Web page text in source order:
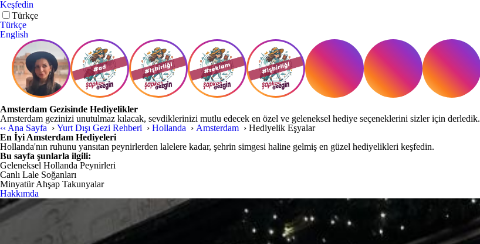
Keşfedin
Türkçe
Türkçe
English
Amsterdam Gezisinde Hediyelikler
Amsterdam gezinizi unutulmaz kılacak, sevdiklerinizi mutlu edecek en özel ve geleneksel hediye seçeneklerini sizler için derledik.
‹‹ Ana Sayfa › Yurt Dışı Gezi Rehberi › Hollanda › Amsterdam › Hediyelik Eşyalar
En İyi Amsterdam Hediyeleri
Hollanda'nın ruhunu yansıtan peynirlerden lalelere kadar, şehrin simgesi haline gelmiş en güzel hediyelikleri keşfedin.
Bu sayfa şunlarla ilgili:
Geleneksel Hollanda Peynirleri
Canlı Lale Soğanları
Minyatür Ahşap Takunyalar
Hakkımda